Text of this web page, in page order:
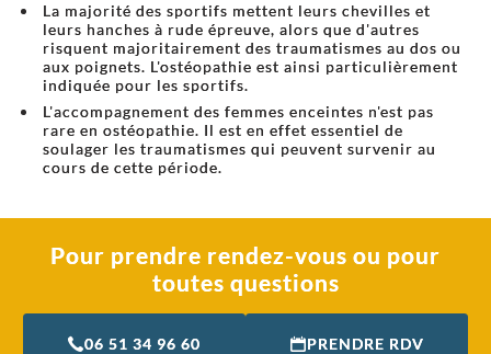
La majorité des sportifs mettent leurs chevilles et
leurs hanches à rude épreuve, alors que d'autres
risquent majoritairement des traumatismes au dos ou
aux poignets. L'ostéopathie est ainsi particulièrement
indiquée pour les sportifs.
L'accompagnement des femmes enceintes n'est pas
rare en ostéopathie. Il est en effet essentiel de
soulager les traumatismes qui peuvent survenir au
cours de cette période.
Pour prendre rendez-vous ou pour
toutes questions
06 51 34 96 60 PRENDRE RDV